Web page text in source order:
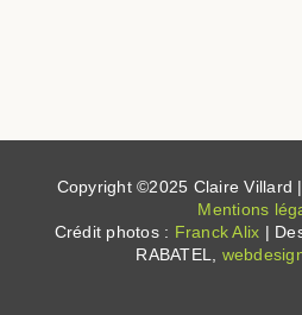
Copyright ©2025 Claire Villard
Mentions
Crédit photos : Franck Alix |
RABATEL,